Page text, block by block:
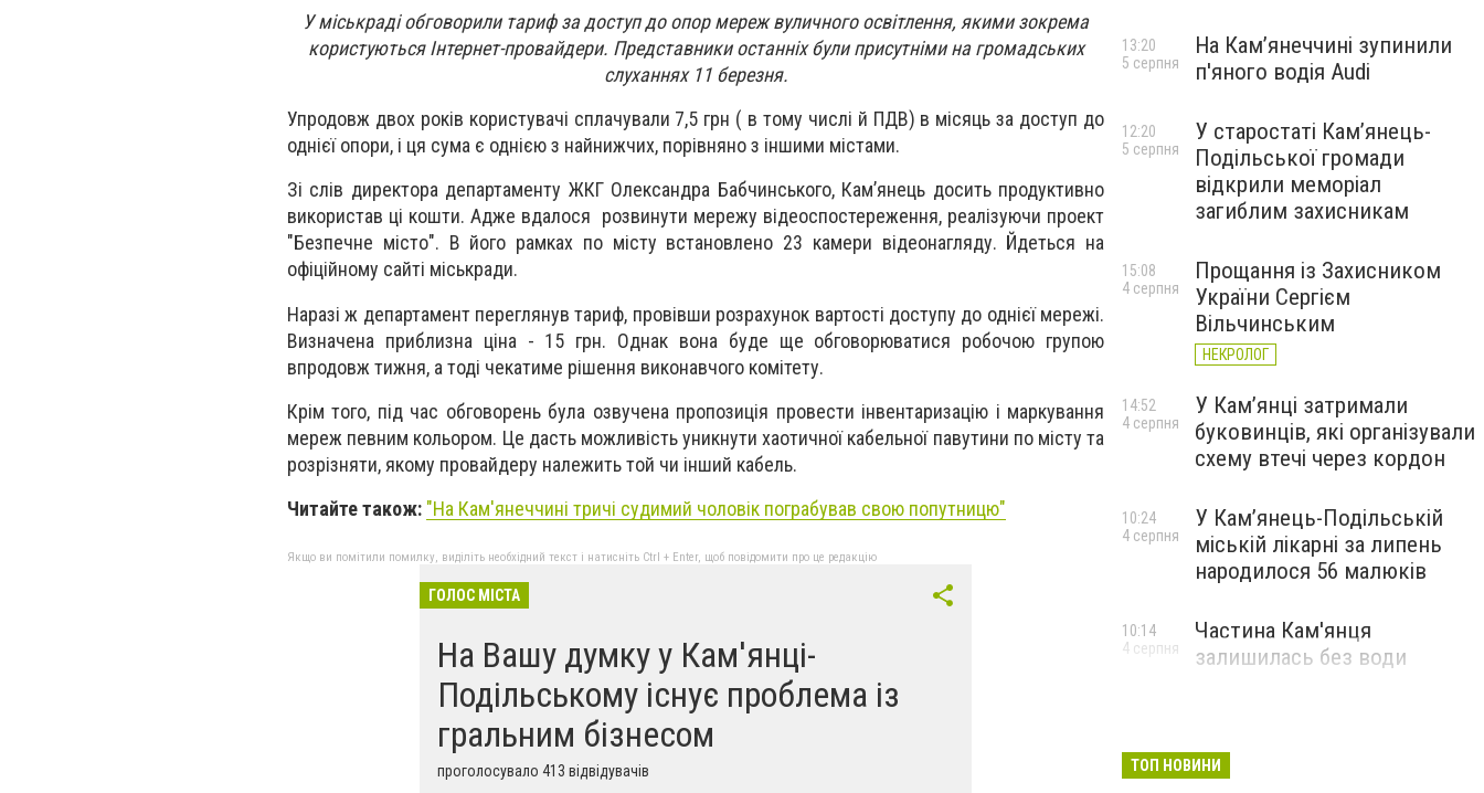
У міськраді обговорили тариф за доступ до опор мереж вуличного освітлення, якими зокрема
користуються Інтернет-провайдери. Представники останніх були присутніми на громадських
слуханнях 11 березня.
Упродовж двох років користувачі сплачували 7,5 грн ( в тому числі й ПДВ) в місяць за доступ до
однієї опори, і ця сума є однією з найнижчих, порівняно з іншими містами.
Зі слів директора департаменту ЖКГ Олександра Бабчинського, Кам’янець досить продуктивно
використав ці кошти. Адже вдалося розвинути мережу відеоспостереження, реалізуючи проект
"Безпечне місто". В його рамках по місту встановлено 23 камери відеонагляду. Йдеться на
офіційному сайті міськради.
Наразі ж департамент переглянув тариф, провівши розрахунок вартості доступу до однієї мережі.
Визначена приблизна ціна - 15 грн. Однак вона буде ще обговорюватися робочою групою
впродовж тижня, а тоді чекатиме рішення виконавчого комітету.
Крім того, під час обговорень була озвучена пропозиція провести інвентаризацію і маркування
мереж певним кольором. Це дасть можливість уникнути хаотичної кабельної павутини по місту та
розрізняти, якому провайдеру належить той чи інший кабель.
Читайте також: "На Кам'янеччині тричі судимий чоловік пограбував свою попутницю"
Якщо ви помітили помилку, виділіть необхідний текст і натисніть Ctrl + Enter, щоб повідомити про це редакцію
ГОЛОС МІСТА
На Вашу думку у Кам'янці-
Подільському існує проблема із
гральним бізнесом
проголосувало 413 відвідувачів
На Камʼянеччині зупинили
п'яного водія Audi
13:20
5 серпня
У старостаті Кам’янець-
Подільської громади
відкрили меморіал
загиблим захисникам
12:20
5 серпня
Прощання із Захисником
України Сергієм
Вільчинським
НЕКРОЛОГ
15:08
4 серпня
У Кам’янці затримали
буковинців, які організували
схему втечі через кордон
14:52
4 серпня
У Кам’янець-Подільській
міській лікарні за липень
народилося 56 малюків
10:24
4 серпня
Частина Кам'янця
залишилась без води
10:14
4 серпня
ТОП НОВИНИ